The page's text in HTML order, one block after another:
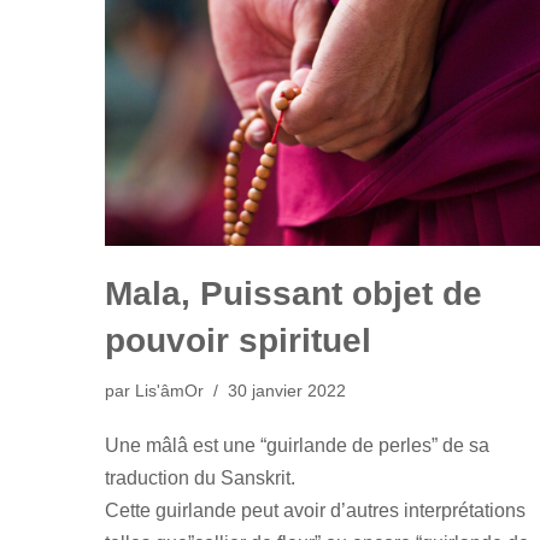
Mala, Puissant objet de
pouvoir spirituel
par Lis'âmOr 30 janvier 2022
Une mâlâ est une “guirlande de perles” de sa
traduction du Sanskrit.
Cette guirlande peut avoir d’autres interprétations